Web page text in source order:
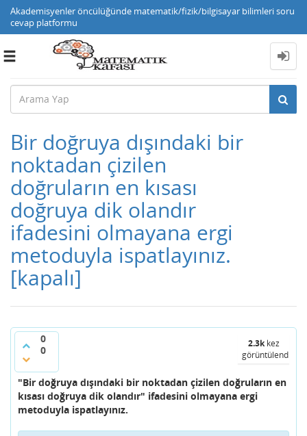
Akademisyenler öncülüğünde matematik/fizik/bilgisayar bilimleri soru
cevap platformu
Toggle
Bir doğruya dışındaki bir
noktadan çizilen
doğruların en kısası
doğruya dik olandır
ifadesini olmayana ergi
metoduyla ispatlayınız.
[kapalı]
0
0
2.3kkez
görüntülendi
"Bir doğruya dışındaki bir noktadan çizilen doğruların en
kısası doğruya dik olandır" ifadesini olmayana ergi
metoduyla ispatlayınız.